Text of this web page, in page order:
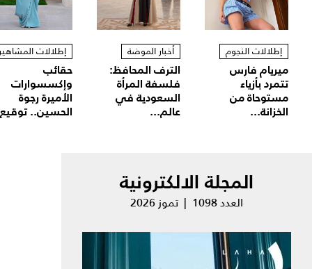
إطلالات النجوم
ميريام فارس
تتمرد بأزياء
مستوحاة من
الخزانة...
أخبار الموضة
الترف المحافظ:
فلسفة المرأة
السعودية في
عالم...
إطلالات
حقائب
وإكسسوارات
الأميرة رجوة
الحسين..
المجلة الالكترونية
العدد 1098 | تموز 2026